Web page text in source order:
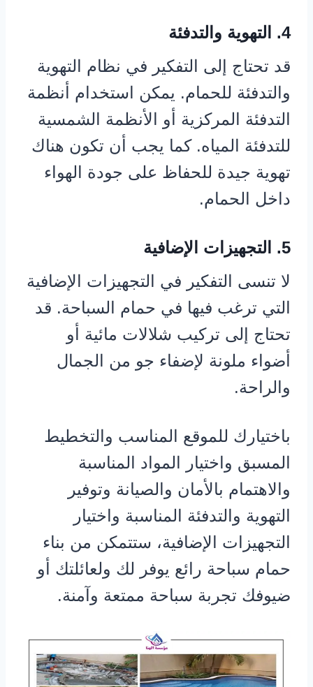
4. التهوية والتدفئة
قد تحتاج إلى التفكير في نظام التهوية
والتدفئة للحمام. يمكن استخدام أنظمة
التدفئة المركزية أو الأنظمة الشمسية
للتدفئة المياه. كما يجب أن تكون هناك
تهوية جيدة للحفاظ على جودة الهواء
داخل الحمام.
5. التجهيزات الإضافية
لا تنسى التفكير في التجهيزات الإضافية
التي ترغب فيها في حمام السباحة. قد
تحتاج إلى تركيب شلالات مائية أو
أضواء ملونة لإضفاء جو من الجمال
والراحة.
باختيارك للموقع المناسب والتخطيط
المسبق واختيار المواد المناسبة
والاهتمام بالأمان والصيانة وتوفير
التهوية والتدفئة المناسبة واختيار
التجهيزات الإضافية، ستتمكن من بناء
حمام سباحة رائع يوفر لك ولعائلتك أو
ضيوفك تجربة سباحة ممتعة وآمنة.